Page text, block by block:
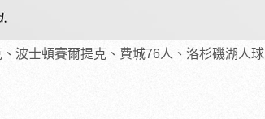
波士頓賽爾提克、費城76人、洛杉磯湖人